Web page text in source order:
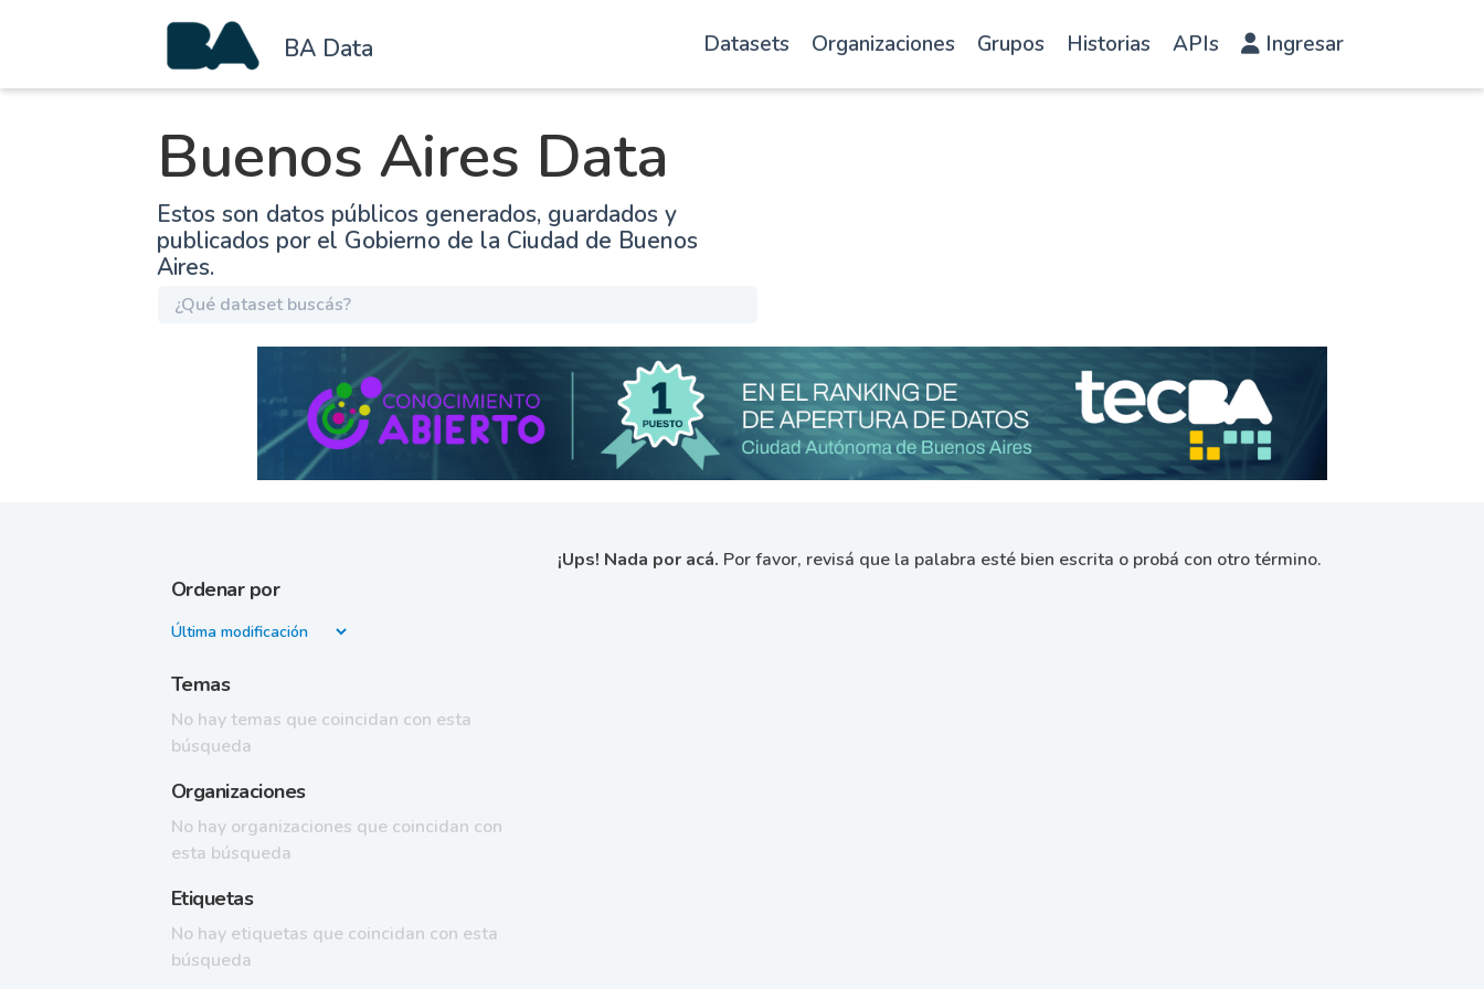
BA Data Datasets Organizaciones Grupos Historias APIs Ingresar
Buenos Aires Data
Estos son datos públicos generados, guardados y
publicados por el Gobierno de la Ciudad de Buenos
Aires.
Ordenar por
Temas
No hay temas que coincidan con esta
búsqueda
Organizaciones
No hay organizaciones que coincidan con
esta búsqueda
Etiquetas
No hay etiquetas que coincidan con esta
búsqueda
¡Ups! Nada por acá. Por favor, revisá que la palabra esté bien escrita o probá con otro término.